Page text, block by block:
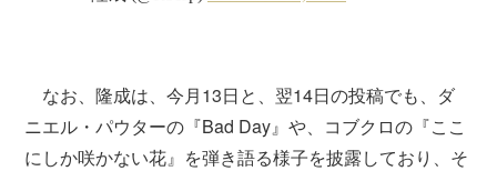
なお、隆成は、今月13日と、翌14日の投稿でも、ダ
ニエル・パウターの『Bad Day』や、コブクロの『ここ
にしか咲かない花』を弾き語る様子を披露しており、そ